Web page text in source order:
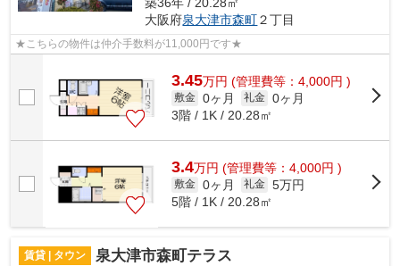
築36年 / 20.28㎡
大阪府泉大津市森町２丁目
★こちらの物件は仲介手数料が11,000円です★
3.45万円 (管理費等：4,000円 )
敷金 0ヶ月 礼金 0ヶ月
3階 / 1K / 20.28㎡
3.4万円 (管理費等：4,000円 )
敷金 0ヶ月 礼金 5万円
5階 / 1K / 20.28㎡
賃貸 | タウン 泉大津市森町テラス